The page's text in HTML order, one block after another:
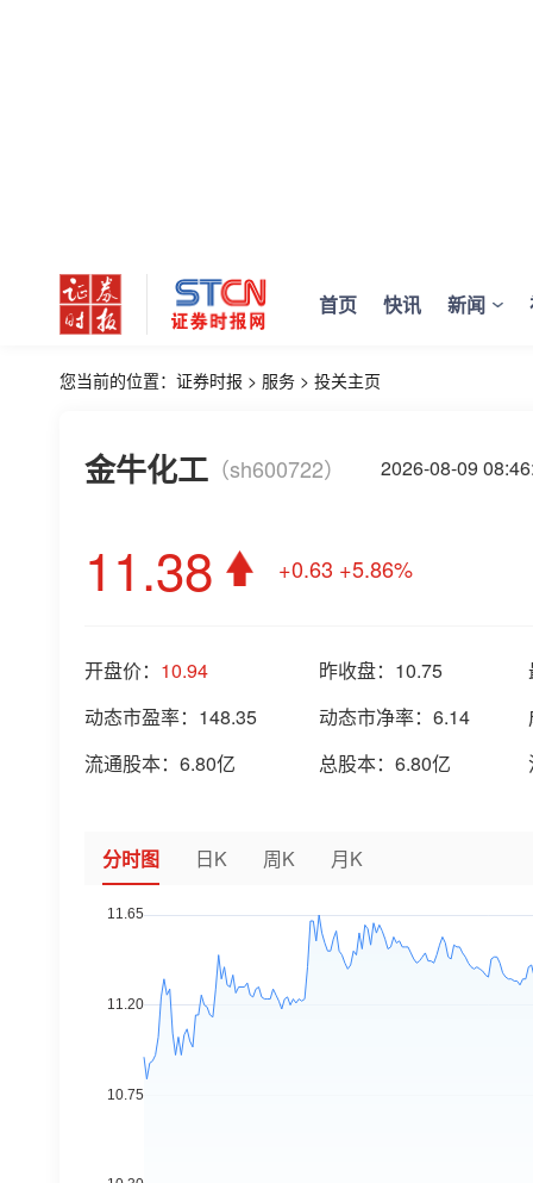
首页 快讯 新闻
您当前的位置： 证券时报 > 服务 > 投关主页
金牛化工 （sh600722） 2026-08-09
11.38 +0.63 +5.86%
开盘价： 10.94 昨收盘： 10.75
动态市盈率： 148.35 动态市净率： 6.14
流通股本： 6.80亿 总股本： 6.80亿
分时图 日K 周K 月K